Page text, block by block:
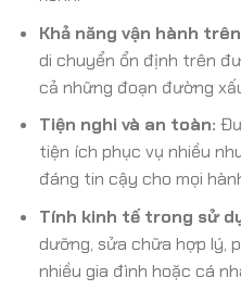
Khả năng vận hành
di chuyển ổn định trên
cả những đoạn đường
Tiện nghi và an toàn:
tiện ích phục vụ nhiều
đáng tin cậy cho mọi
Tính kinh tế trong sử
dưỡng, sửa chữa hợp lý,
nhiều gia đình hoặc cá